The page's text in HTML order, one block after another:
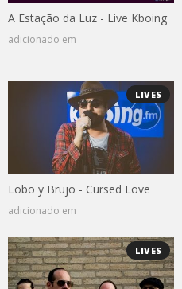
A Estação da Luz - Live Kboing
adicionado em
LIVES
Lobo y Brujo - Cursed Love
adicionado em
LIVES